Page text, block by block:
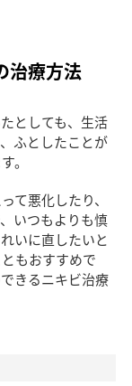
治療方法
としても、生活
ふとしたことが
。
て悪化したり、
いつもよりも慎
いに直したいと
もおすすめで
きるニキビ治療